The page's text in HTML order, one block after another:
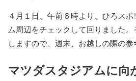
４月１日、午前６時より、ひろス
ム周辺をチェックして回りました
しますので、週末、お越しの際の参
マツダスタジアムに向